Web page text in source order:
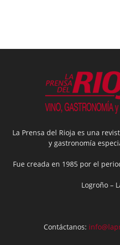
La Prensa del Rioja es una
y gastronomía
Fue creada en 1985 por el
Logroño –
Contáctanos: